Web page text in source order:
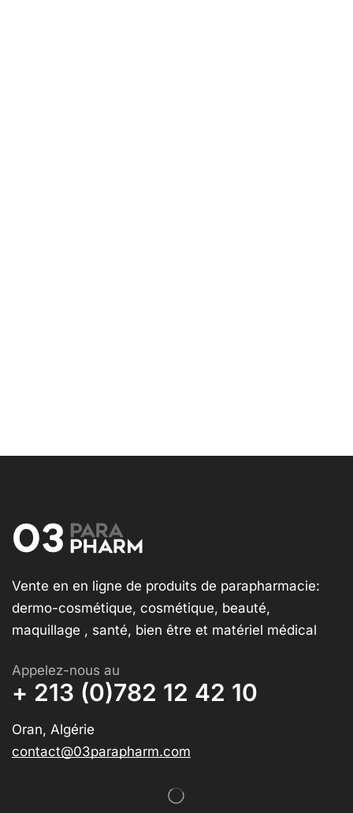
Vente en en ligne de produits de parapharmacie:
dermo-cosmétique, cosmétique, beauté,
maquillage , santé, bien être et matériel médical
Appelez-nous au
+ 213 (0)782 12 42 10
Oran, Algérie
contact@03parapharm.com